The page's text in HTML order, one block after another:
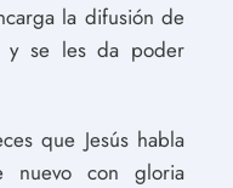
la difusión de
y se les da poder
que Jesús habla
nuevo con gloria